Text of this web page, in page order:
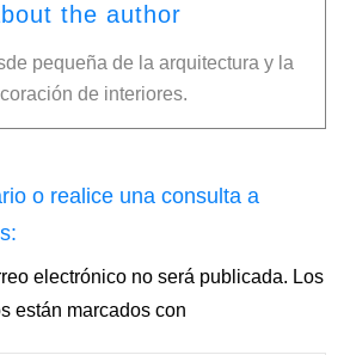
the author
pequeña de la arquitectura y la
de interiores.
o realice una consulta a
electrónico no será publicada. Los
están marcados con